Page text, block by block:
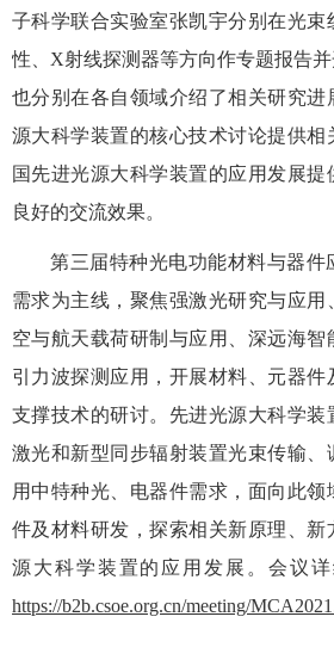
子科学联合实验室张凯宇分别在光束
性、 X射线探测器等方向作专题报告
也分别在各自领域介绍了相关研究进
源大科学装置的核心技术讨论提供相
国先进光源大科学装置的应用发展提
良好的交流效果。
第三届特种光电功能材料与器件
需求为主线，聚焦强激光研究与应用
空与航天载荷研制与应用、深远海智
引力波探测应用，开展材料、元器件
支撑技术的研讨。先进光源大科学装
激光和新型同步辐射装置光束传输、
用中特种光、电器件需求，面向此
件及材料研发，探索相关新原理、新
源大科学装置的应用发展。会议详
https://b2b.csoe.org.cn/meeting/